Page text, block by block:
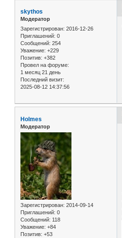
skythos
Модератор
Зарегистрирован: 2016-12-26
Приглашений: 0
Сообщений: 254
Уважение: +229
Позитив: +382
Провел на форуме:
1 месяц 21 день
Последний визит:
2025-08-12 14:37:56
Holmes
Модератор
Зарегистрирован: 2014-09-14
Приглашений: 0
Сообщений: 118
Уважение: +84
Позитив: +53